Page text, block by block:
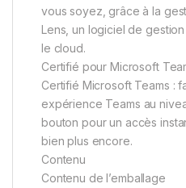
vous soyez, grâce à la
Lens, un logiciel de
le cloud.
Certifié pour Microsoft
Certifié Microsoft Teams :
expérience Teams au
bouton pour un accès
bien plus encore.
Contenu
Contenu de l’emballage